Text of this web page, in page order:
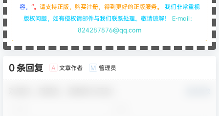
容， ”。 请支持正版，购买注册，得到更好的正版服务。 我们非常重视
版权问题，如有侵权请邮件与我们联系处理。敬请谅解！ E-mail：
824287876@qq.com
0 条回复 A 文章作者 M 管理员